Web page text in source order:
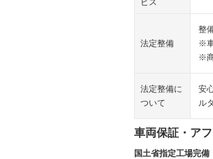
ビス
法定整備
整
※
※
法定整備に
ついて
安
ル
車両保証・ア
国土省指定工場完備